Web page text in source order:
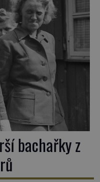
bachařky z